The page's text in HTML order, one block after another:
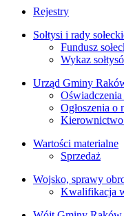
Rejestry
Sołtysi i rady
Fundusz
Wykaz
Urząd Gminy
Ogłoszenia o
Wartości materialne
Sprzedaż
Wojsko, sprawy
Kwalifikacja